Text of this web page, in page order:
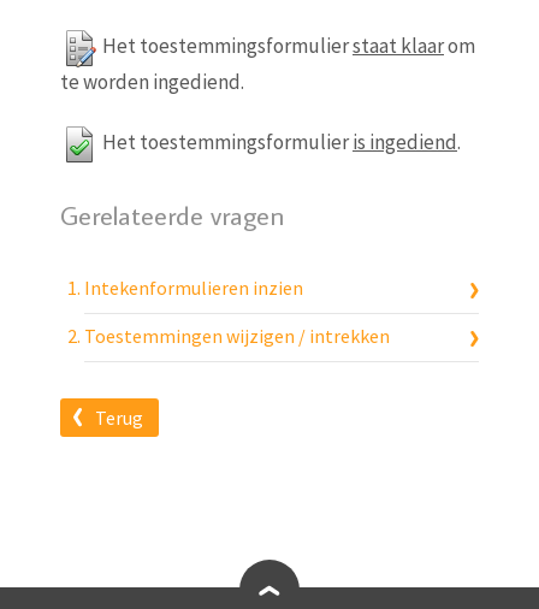
Het toestemmingsformulierstaat klaarom
te worden ingediend.
Het toestemmingsformulieris ingediend.
Gerelateerde vragen
Intekenformulieren inzien
Toestemmingen wijzigen / intrekken
Terug